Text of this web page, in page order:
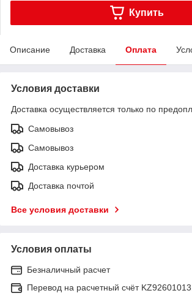
Купить
Описание Доставка Оплата
Условия доставки
Доставка осуществляется только по
Самовывоз
Самовывоз
Доставка курьером
Доставка почтой
Все условия доставки
Условия оплаты
Безналичный расчет
Перевод на расчетный счёт